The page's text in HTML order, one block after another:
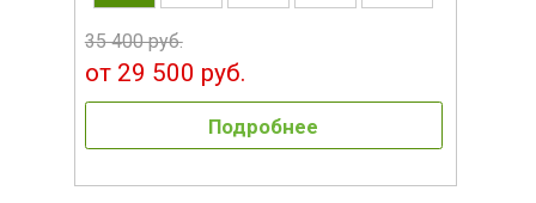
35 400 руб.
от 29 500 руб.
Подробнее